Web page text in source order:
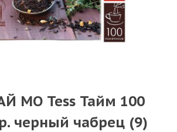
МО Tess Тайм 100
черный чабрец (9)